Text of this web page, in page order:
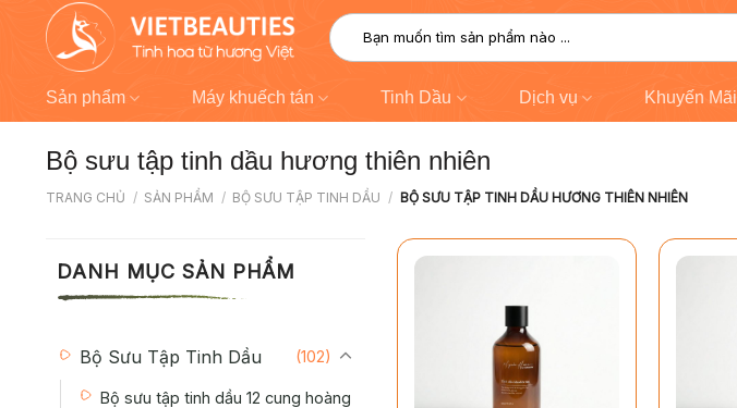
Chuyển
Tìm
kiếm:
Sản phẩm Máy khuếch tán Tinh Dầu Dịch vụ Khuyến Mãi
Bộ sưu tập tinh dầu hương thiên nhiên
TRANG CHỦ / SẢN PHẨM / BỘ SƯU TẬP TINH DẦU / BỘ SƯU TẬP TINH DẦU HƯƠNG THIÊN NHIÊN
DANH MỤC SẢN PHẨM
Bộ Sưu Tập Tinh Dầu (102)
Bộ sưu tập tinh dầu 12 cung hoàng